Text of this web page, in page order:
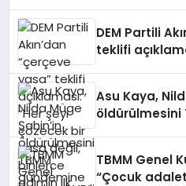
DEM Partili
teklifi
Asu Kaya,
öldürülmesini
TBMM Genel
“Çocuk